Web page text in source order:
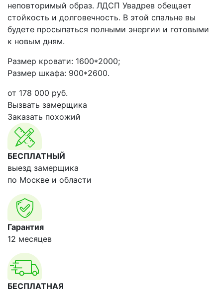
неповторимый образ. ЛДСП Увадрев обещает
стойкость и долговечность. В этой спальне вы
будете просыпаться полными энергии и готовыми
к новым дням.
Размер кровати: 1600*2000;
Размер шкафа: 900*2600.
от 178 000 руб.
Вызвать замерщика
Заказать похожий
БЕСПЛАТНЫЙ
выезд замерщика
по Москве и области
Гарантия
12 месяцев
БЕСПЛАТНАЯ